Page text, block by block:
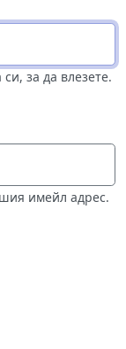
за да влезете.
имейл адрес.